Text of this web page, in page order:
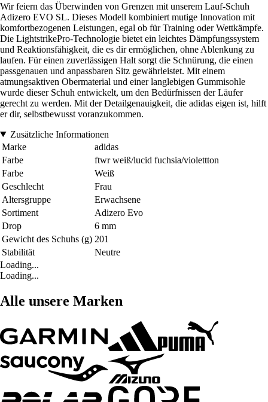
Wir feiern das Überwinden von Grenzen mit unserem Lauf-Schuh
Adizero EVO SL. Dieses Modell kombiniert mutige Innovation mit
komfortbezogenen Leistungen, egal ob für Training oder Wettkämpfe.
Die LightstrikePro-Technologie bietet ein leichtes Dämpfungssystem
und Reaktionsfähigkeit, die es dir ermöglichen, ohne Ablenkung zu
laufen. Für einen zuverlässigen Halt sorgt die Schnürung, die einen
passgenauen und anpassbaren Sitz gewährleistet. Mit einem
atmungsaktiven Obermaterial und einer langlebigen Gummisohle
wurde dieser Schuh entwickelt, um den Bedürfnissen der Läufer
gerecht zu werden. Mit der Detailgenauigkeit, die adidas eigen ist, hilft
er dir, selbstbewusst voranzukommen.
Zusätzliche Informationen
Marke
adidas
Farbe
ftwr weiß/lucid fuchsia/violettton
Farbe
Weiß
Geschlecht
Frau
Altersgruppe
Erwachsene
Sortiment
Adizero Evo
Drop
6 mm
Gewicht des Schuhs (g) 201
Stabilität
Neutre
Loading...
Loading...
Alle unsere Marken